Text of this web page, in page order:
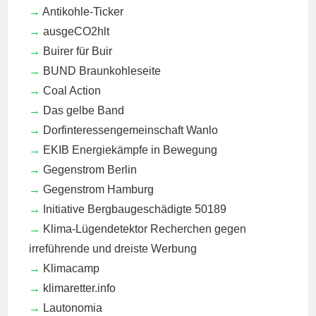
Antikohle-Ticker
ausgeCO2hlt
Buirer für Buir
BUND Braunkohleseite
Coal Action
Das gelbe Band
Dorfinteressengemeinschaft Wanlo
EKIB Energiekämpfe in Bewegung
Gegenstrom Berlin
Gegenstrom Hamburg
Initiative Bergbaugeschädigte 50189
Klima-Lügendetektor Recherchen gegen
irreführende und dreiste Werbung
Klimacamp
klimaretter.info
Lautonomia